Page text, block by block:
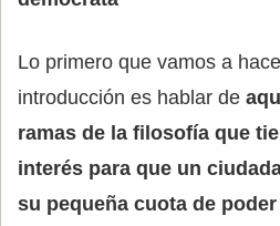
Lo primero que vamos a
introducción es hablar de
ramas de la filosofía que
interés para que un
su pequeña cuota de poder